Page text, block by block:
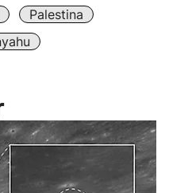
Palestina